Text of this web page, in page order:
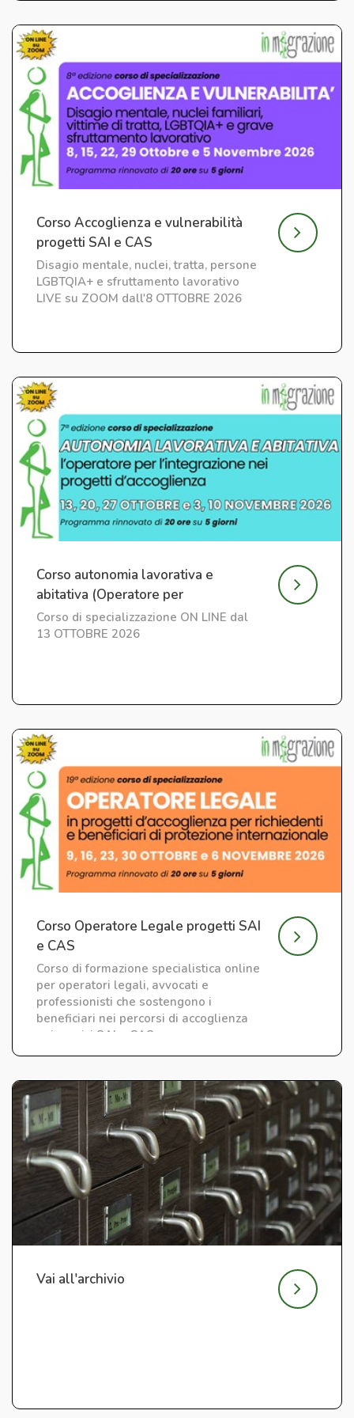
Corso Accoglienza e vulnerabilità
progetti SAI e CAS
Disagio mentale, nuclei, tratta, persone
LGBTQIA+ e sfruttamento lavorativo
LIVE su ZOOM dall'8 OTTOBRE 2026
Corso autonomia lavorativa e
abitativa (Operatore per
l'Integrazione) ed. 7
Corso di specializzazione ON LINE dal
13 OTTOBRE 2026
Corso Operatore Legale progetti SAI
e CAS
Corso di formazione specialistica online
per operatori legali, avvocati e
professionisti che sostengono i
beneficiari nei percorsi di accoglienza
nei servizi SAI e CAS.
Vai all'archivio